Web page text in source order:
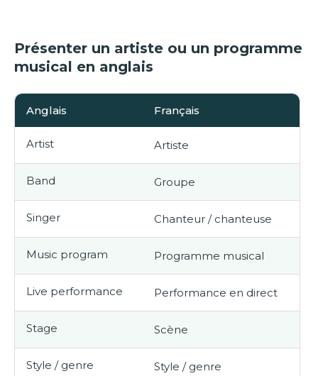
Présenter un artiste ou un programme
musical en anglais
Anglais Français
Artist Artiste
Band Groupe
Singer Chanteur / chanteuse
Music program Programme musical
Live performance Performance en direct
Stage Scène
Style / genre Style / genre